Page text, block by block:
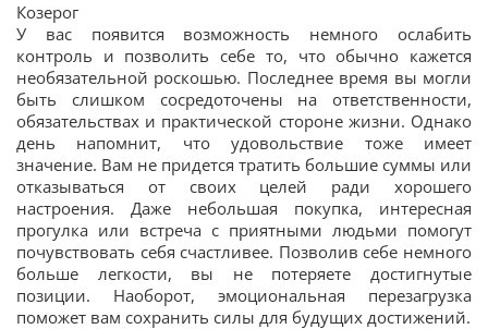
Козерог
У вас появится возможность немного ослабить
контроль и позволить себе то, что обычно кажется
необязательной роскошью. Последнее время вы могли
быть слишком сосредоточены на ответственности,
обязательствах и практической стороне жизни. Однако
день напомнит, что удовольствие тоже имеет
значение. Вам не придется тратить большие суммы или
отказываться от своих целей ради хорошего
настроения. Даже небольшая покупка, интересная
прогулка или встреча с приятными людьми помогут
почувствовать себя счастливее. Позволив себе немного
больше легкости, вы не потеряете достигнутые
позиции. Наоборот, эмоциональная перезагрузка
поможет вам сохранить силы для будущих достижений.